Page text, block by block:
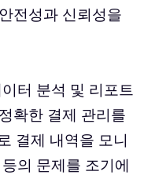
전성과 신뢰성을
터 분석 및 리포트
확한 결제 관리를
결제 내역을 모니
의 문제를 조기에